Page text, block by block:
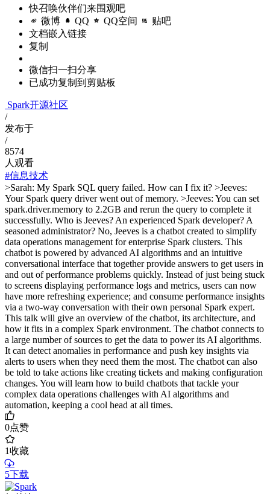
快召唤伙伴们来围观吧
微博 QQ QQ空间 贴吧
文档嵌入链接
复制
微信扫一扫分享
已成功复制到剪贴板
Spark开源社区
/
发布于
/
8574
人观看
#信息技术
>Sarah: My Spark SQL query failed. How can I fix it? >Jeeves:
Your Spark query driver went out of memory. >Jeeves: You can set
spark.driver.memory to 2.2GB and rerun the query to complete it
successfully. Who is Jeeves? An experienced Spark developer? A
seasoned administrator? No, Jeeves is a chatbot created to simplify
data operations management for enterprise Spark clusters. This
chatbot is powered by advanced AI algorithms and an intuitive
conversational interface that together provide answers to get users in
and out of performance problems quickly. Instead of just being stuck
to screens displaying performance logs and metrics, users can now
have more refreshing experience; and consume performance insights
via a two-way conversation with their own personal Spark expert.
This talk will give an overview of the chatbot, its architecture, and
how it fits in a complex Spark environment. The chatbot connects to
a large number of sources to get the data to power its AI algorithms.
It can detect anomalies in performance and push key insights via
alerts to users when they need them the most. The chatbot can also
be told to take actions like creating tickets and making configuration
changes. You will learn how to build chatbots that tackle your
complex data operations challenges with AI algorithms and
automation, keeping a cool head at all times.
0点赞
1收藏
5下载